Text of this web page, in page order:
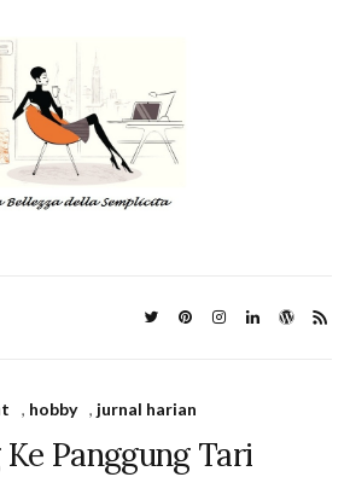
, hobby , jurnal harian
Panggung Tari